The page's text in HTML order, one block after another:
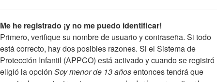
Me he registrado ¡y no me puedo identificar!
Primero, verifique su nombre de usuario y contraseña. Si todo
está correcto, hay dos posibles razones. Si el Sistema de
Protección Infantil (APPCO) está activado y cuando se registró
eligió la opción Soy menor de 13 añosentonces tendrá que